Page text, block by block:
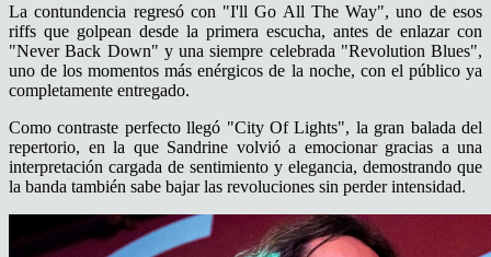
La contundencia regresó con "I'll Go All The Way", uno de esos
riffs que golpean desde la primera escucha, antes de enlazar con
"Never Back Down" y una siempre celebrada "Revolution Blues",
uno de los momentos más enérgicos de la noche, con el público ya
completamente entregado.
Como contraste perfecto llegó "City Of Lights", la gran balada del
repertorio, en la que Sandrine volvió a emocionar gracias a una
interpretación cargada de sentimiento y elegancia, demostrando que
la banda también sabe bajar las revoluciones sin perder intensidad.